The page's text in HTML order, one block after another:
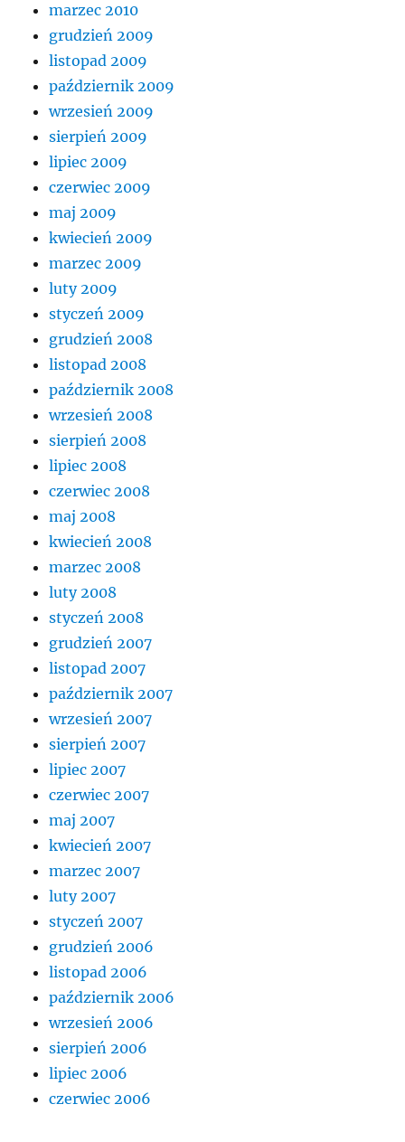
marzec 2010
grudzień 2009
listopad 2009
październik 2009
wrzesień 2009
sierpień 2009
lipiec 2009
czerwiec 2009
maj 2009
kwiecień 2009
marzec 2009
luty 2009
styczeń 2009
grudzień 2008
listopad 2008
październik 2008
wrzesień 2008
sierpień 2008
lipiec 2008
czerwiec 2008
maj 2008
kwiecień 2008
marzec 2008
luty 2008
styczeń 2008
grudzień 2007
listopad 2007
październik 2007
wrzesień 2007
sierpień 2007
lipiec 2007
czerwiec 2007
maj 2007
kwiecień 2007
marzec 2007
luty 2007
styczeń 2007
grudzień 2006
listopad 2006
październik 2006
wrzesień 2006
sierpień 2006
lipiec 2006
czerwiec 2006